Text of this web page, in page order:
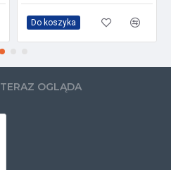
Do koszyka
TERAZ OGLĄDA